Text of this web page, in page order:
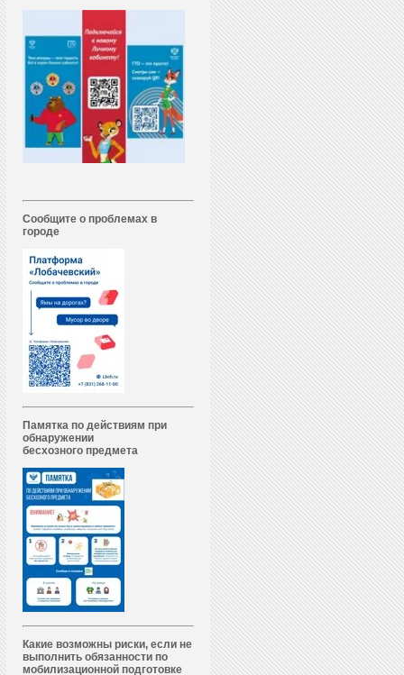
Сообщите о проблемах в
городе
Памятка по действиям при
обнаружении
бесхозного предмета
Какие возможны риски, если не
выполнить обязанности по
мобилизационной подготовке